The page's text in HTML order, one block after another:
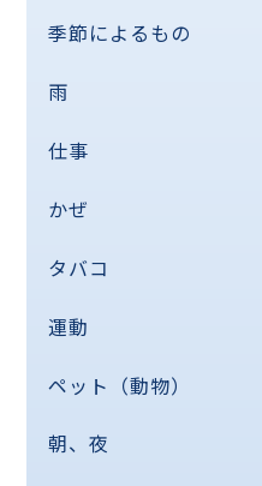
季節によるもの
雨
仕事
かぜ
タバコ
運動
ペット（動物）
朝、夜